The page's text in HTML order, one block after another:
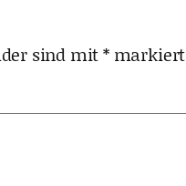
sind mit*markiert